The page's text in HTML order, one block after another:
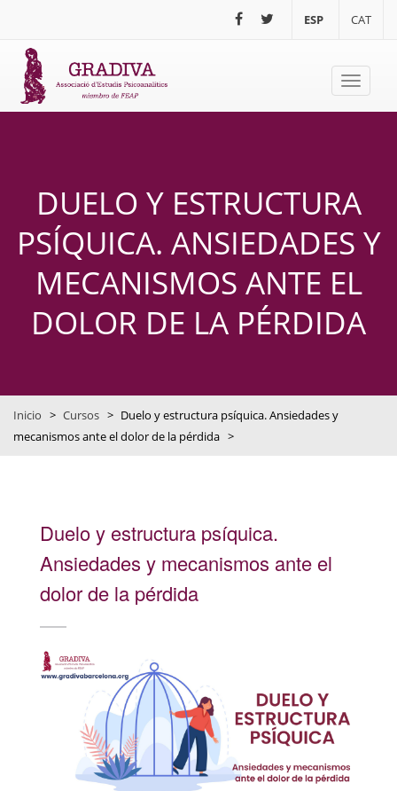
ESP CAT
Toggle
DUELO Y ESTRUCTURA
PSÍQUICA. ANSIEDADES Y
MECANISMOS ANTE EL
DOLOR DE LA PÉRDIDA
Inicio > Cursos > Duelo y estructura psíquica. Ansiedades y
mecanismos ante el dolor de la pérdida >
Duelo y estructura psíquica.
Ansiedades y mecanismos ante el
dolor de la pérdida